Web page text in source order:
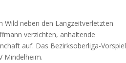
Wild neben den Langzeitverletzten
verzichten, anhaltende
auf. Das Bezirksoberliga-Vorspiel
Mindelheim.